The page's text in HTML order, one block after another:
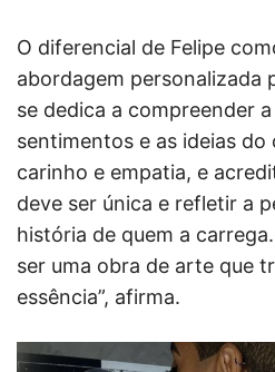
O diferencial de Felipe
abordagem personalizada
se dedica a compreender
sentimentos e as ideias
carinho e empatia, e
deve ser única e refletir a
história de quem a
ser uma obra de arte que
essência”, afirma.